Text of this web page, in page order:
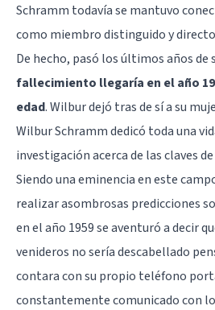
Schramm todavía se mantuvo
como miembro distinguido y
De hecho, pasó los últimos años de
fallecimiento llegaría en el año
edad. Wilbur dejó tras de sí a su
Wilbur Schramm dedicó toda una
investigación acerca de las claves
Siendo una eminencia en este
realizar asombrosas predicciones
en el año 1959 se aventuró a decir
venideros no sería descabellado
contara con su propio teléfono
constantemente comunicado con